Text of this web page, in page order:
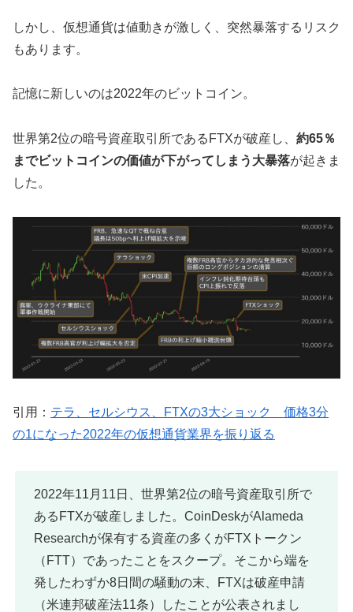
しかし、仮想通貨は値動きが激しく、突然暴落するリスク
もあります。
記憶に新しいのは2022年のビットコイン。
世界第2位の暗号資産取引所であるFTXが破産し、 約65％
までビットコインの価値が下がってしまう大暴落が起きま
した。
引用： テラ、セルシウス、FTXの3大ショック 価格3分
の1になった2022年の仮想通貨業界を振り返る
2022年11月11日、世界第2位の暗号資産取引所で
あるFTXが破産しました。CoinDeskがAlameda
Researchが保有する資産の多くがFTXトークン
（FTT）であったことをスクープ。そこから端を
発したわずか8日間の騒動の末、FTXは破産申請
（米連邦破産法11条）したことが公表されまし